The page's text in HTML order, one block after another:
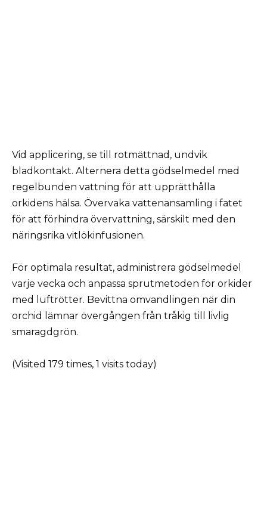
Vid applicering, se till rotmättnad, undvik
bladkontakt. Alternera detta gödselmedel med
regelbunden vattning för att upprätthålla
orkidens hälsa. Övervaka vattenansamling i fatet
för att förhindra övervattning, särskilt med den
näringsrika vitlökinfusionen.
För optimala resultat, administrera gödselmedel
varje vecka och anpassa sprutmetoden för orkider
med luftrötter. Bevittna omvandlingen när din
orchid lämnar övergången från tråkig till livlig
smaragdgrön.
(Visited 179 times, 1 visits today)